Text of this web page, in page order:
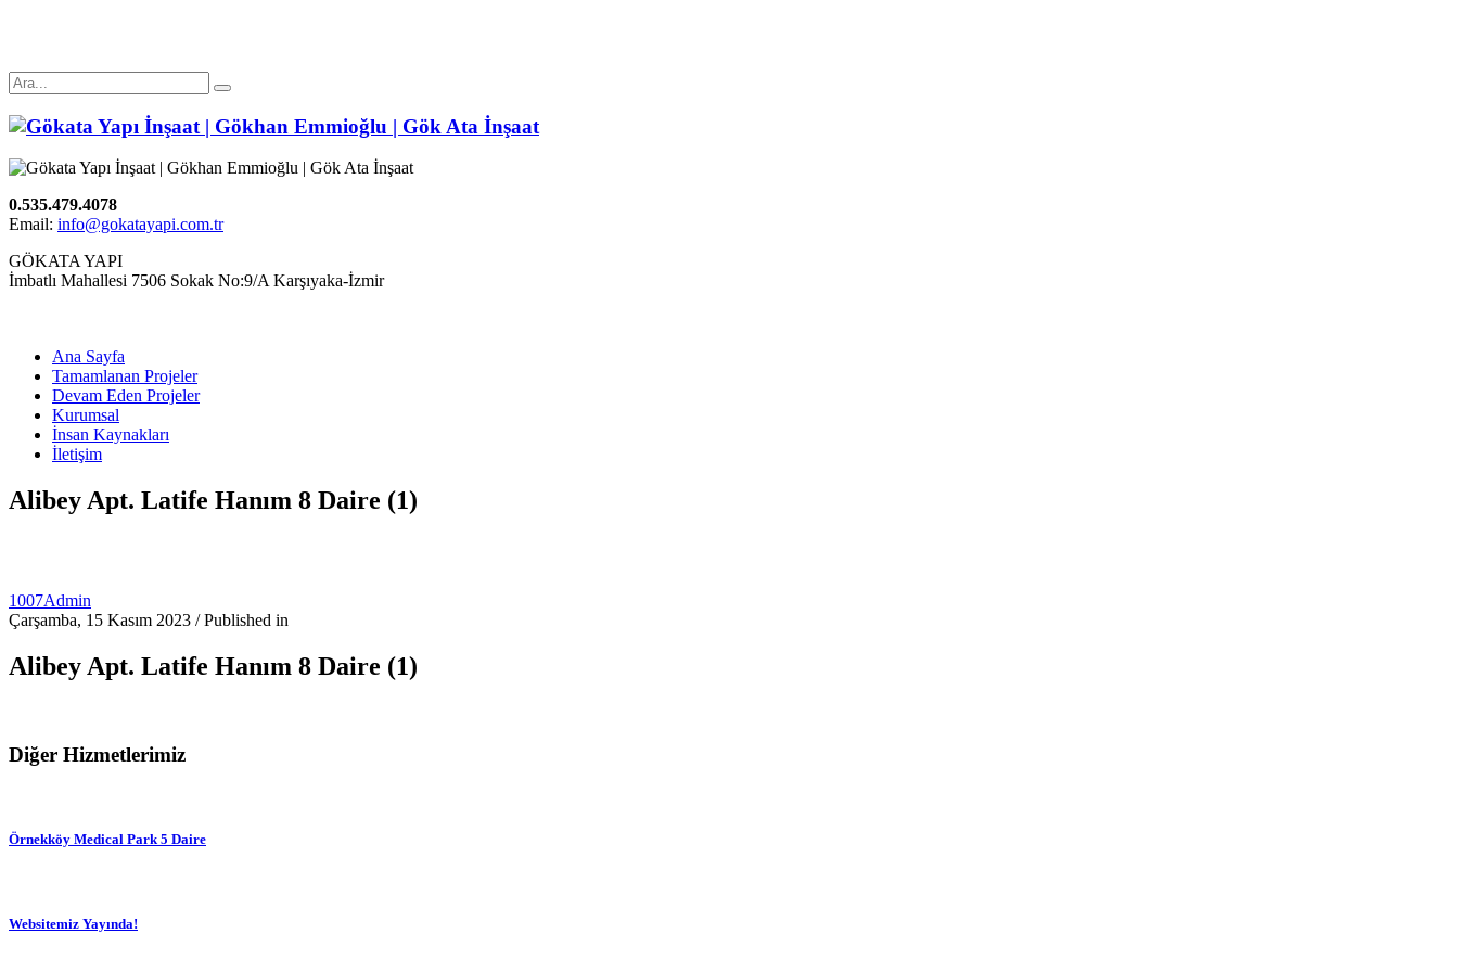
0.535.479.4078
Email: info@gokatayapi.com.tr
GÖKATA YAPI
İmbatlı Mahallesi 7506 Sokak No:9/A Karşıyaka-İzmir
Ana Sayfa
Tamamlanan Projeler
Devam Eden Projeler
Kurumsal
İnsan Kaynakları
İletişim
Alibey Apt. Latife Hanım 8 Daire (1)
1007Admin
Çarşamba, 15 Kasım 2023 /Published in
Alibey Apt. Latife Hanım 8 Daire (1)
Diğer Hizmetlerimiz
Örnekköy Medical Park 5 Daire
Websitemiz Yayında!